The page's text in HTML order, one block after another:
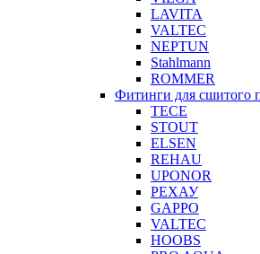
LAVITA
VALTEC
NEPTUN
Stahlmann
ROMMER
Фитинги для сшитого
TECE
STOUT
ELSEN
REHAU
UPONOR
РЕХАУ
GAPPO
VALTEC
HOOBS